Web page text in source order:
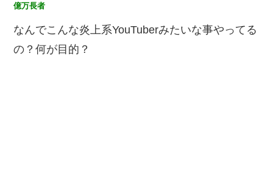
億万長者
なんでこんな炎上系YouTuberみたいな事やってる
の？何が目的？